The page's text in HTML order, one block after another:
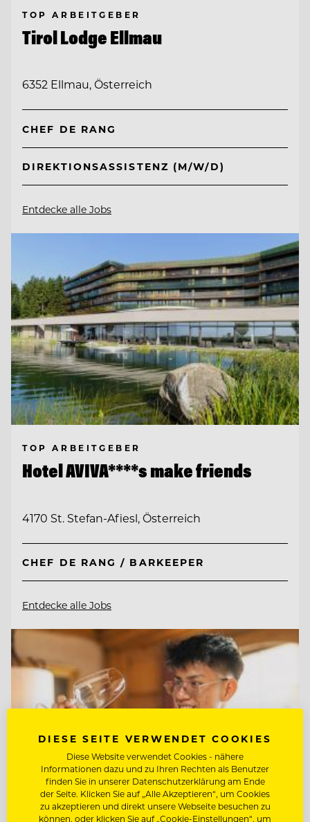
TOP ARBEITGEBER
Tirol Lodge Ellmau
6352 Ellmau, Österreich
CHEF DE RANG
DIREKTIONSASSISTENZ (M/W/D)
Entdecke alle Jobs
TOP ARBEITGEBER
Hotel AVIVA****s make friends
4170 St. Stefan-Afiesl, Österreich
CHEF DE RANG / BARKEEPER
Entdecke alle Jobs
DIESE SEITE VERWENDET COOKIES
Diese Website verwendet Cookies - nähere
Informationen dazu und zu Ihren Rechten als Benutzer
finden Sie in unserer Datenschutzerklärung am Ende
der Seite. Klicken Sie auf „Alle Akzeptieren“, um Cookies
zu akzeptieren und direkt unsere Webseite besuchen zu
können, oder klicken Sie auf „Cookie-Einstellungen“, um